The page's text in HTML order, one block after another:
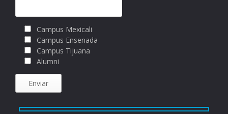
Campus Mexicali
Campus Ensenada
Campus Tijuana
Alumni